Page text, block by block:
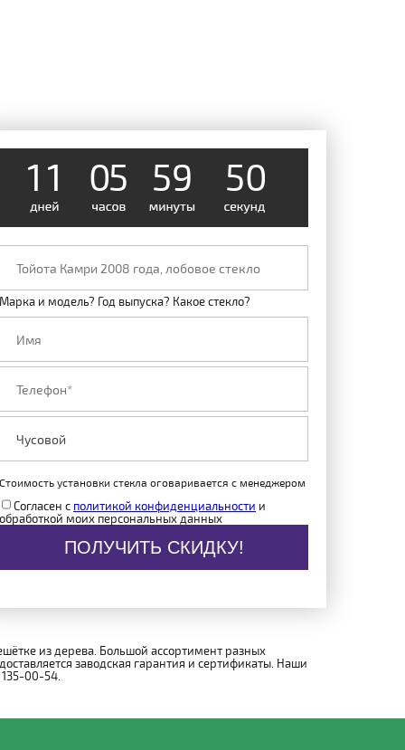
1 1 05 59 50
Марка и модель? Год выпуска? Какое стекло?
Стоимость установки стекла оговаривается с менеджером
Согласен с политикой конфиденциальности и
обработкой моих персональных данных
ПОЛУЧИТЬ СКИДКУ!
из дерева. Большой ассортимент разных
заводская гарантия и сертификаты. Наши
00-54.